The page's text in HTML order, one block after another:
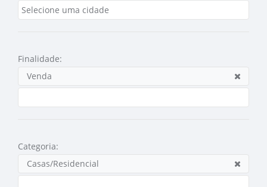
Finalidade:
Venda
Categoria:
Casas/Residencial